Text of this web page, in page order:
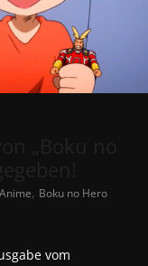
Anime, Boku no Hero
vom